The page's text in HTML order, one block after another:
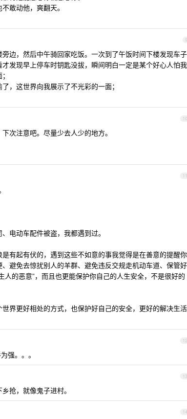
敢动他，爽翻天。
9
边，然后中午骑回家吃饭。一次到了午饭时间下楼发现车子
发现早上停车时钥匙没拔，瞬间明白一定是某个好心人怕我
，这世界向我展示了不光彩的一面；
10
次注意吧。尽量少去人少的地方。
11
电动车配件被盗，我都遇到过。
有起有伏的，遇到这些不如意的事我觉得是在善意的提醒你
避免去惊扰别人的羊群、避免违反交规走机动车道、保管好
人的恶意”，而且也更能保护你自己的人生安全，不是很好的
界更好相处的方式，也保护好自己的安全，更好的解决生活
12
强。。。
13
抢，就像鬼子进村。
14